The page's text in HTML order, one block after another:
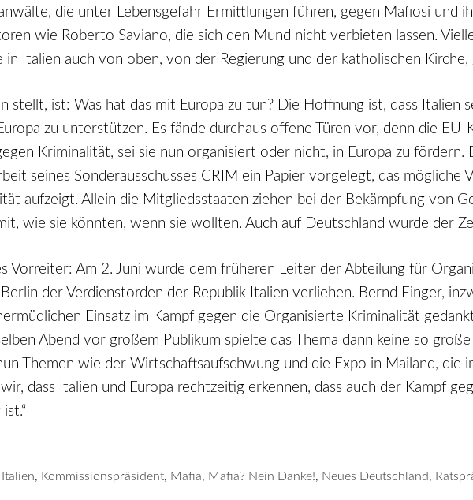
die unter Lebensgefahr Ermittlungen führen, gegen Mafiosi und
wie Roberto Saviano, die sich den Mund nicht verbieten lassen.
in Italien auch von oben, von der Regierung und der katholischen
stellt, ist: Was hat das mit Europa zu tun? Die Hoffnung ist, dass Italien
zu unterstützen. Es fände durchaus offene Türen vor, denn die
Kriminalität, sei sie nun organisiert oder nicht, in Europa zu
seines Sonderausschusses CRIM ein Papier vorgelegt, das mögliche
aufzeigt. Allein die Mitgliedsstaaten ziehen bei der Bekämpfung von
wie sie könnten, wenn sie wollten. Auch auf Deutschland wurde der
Vorreiter: Am 2. Juni wurde dem früheren Leiter der Abteilung für
der Verdienstorden der Republik Italien verliehen. Bernd Finger,
Einsatz im Kampf gegen die Organisierte Kriminalität
Abend vor großem Publikum spielte das Thema dann keine so
Themen wie der Wirtschaftsaufschwung und die Expo in Mailand, die
dass Italien und Europa rechtzeitig erkennen, dass auch der Kampf
Italien, Kommissionspräsident, Mafia, Mafia? Nein Danke!, Neues Deutschland,